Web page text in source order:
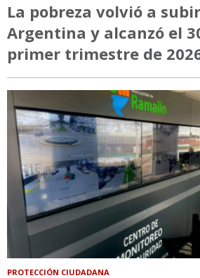
La pobreza volvió a
Argentina y alcanzó el
primer trimestre de
PROTECCIÓN CIUDADANA